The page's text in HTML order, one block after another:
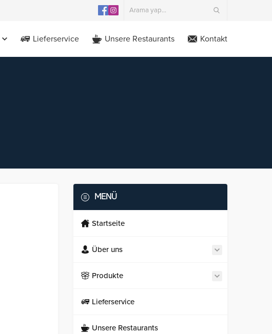
Lieferservice Unsere Restaurants Kontakt
MENÜ
Startseite
Über uns
Produkte
Lieferservice
Unsere Restaurants